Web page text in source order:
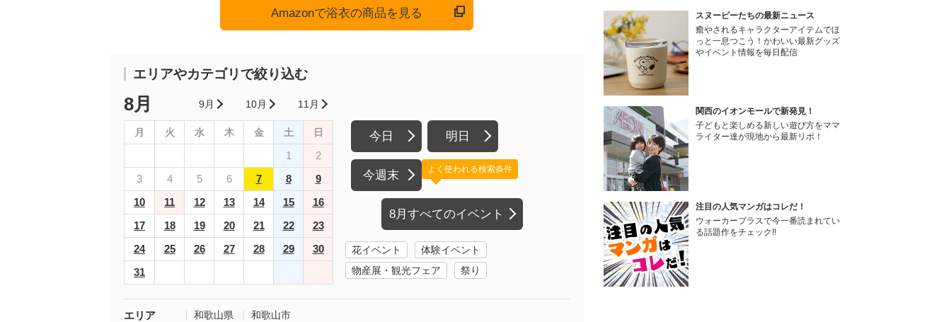
Amazonで浴衣の商品を見る
エリアやカテゴリで絞り込む
8月 9月 10月 11月
月 火 水 木 金 土 日
1
2
3
4 5 6 7 8
9
10
11 12 13 14 15
16
17
18 19 20 21 22
23
24
25 26 27 28 29
30
31
今日 明日
今週末
8月すべてのイベント
よく使われる検索条件
花イベント
体験イベント
物産展・観光フェア
祭り
エリア 和歌山県
和歌山市
スヌーピーたちの最新ニュース
癒やされるキャラクターアイテムでほ
っと一息つこう！かわいい最新グッズ
やイベント情報を毎日配信
関西のイオンモールで新発見！
子どもと楽しめる新しい遊び方をママ
ライター達が現地から最新リポ！
注目の人気マンガはコレだ！
ウォーカープラスで今一番読まれてい
る話題作をチェック!!